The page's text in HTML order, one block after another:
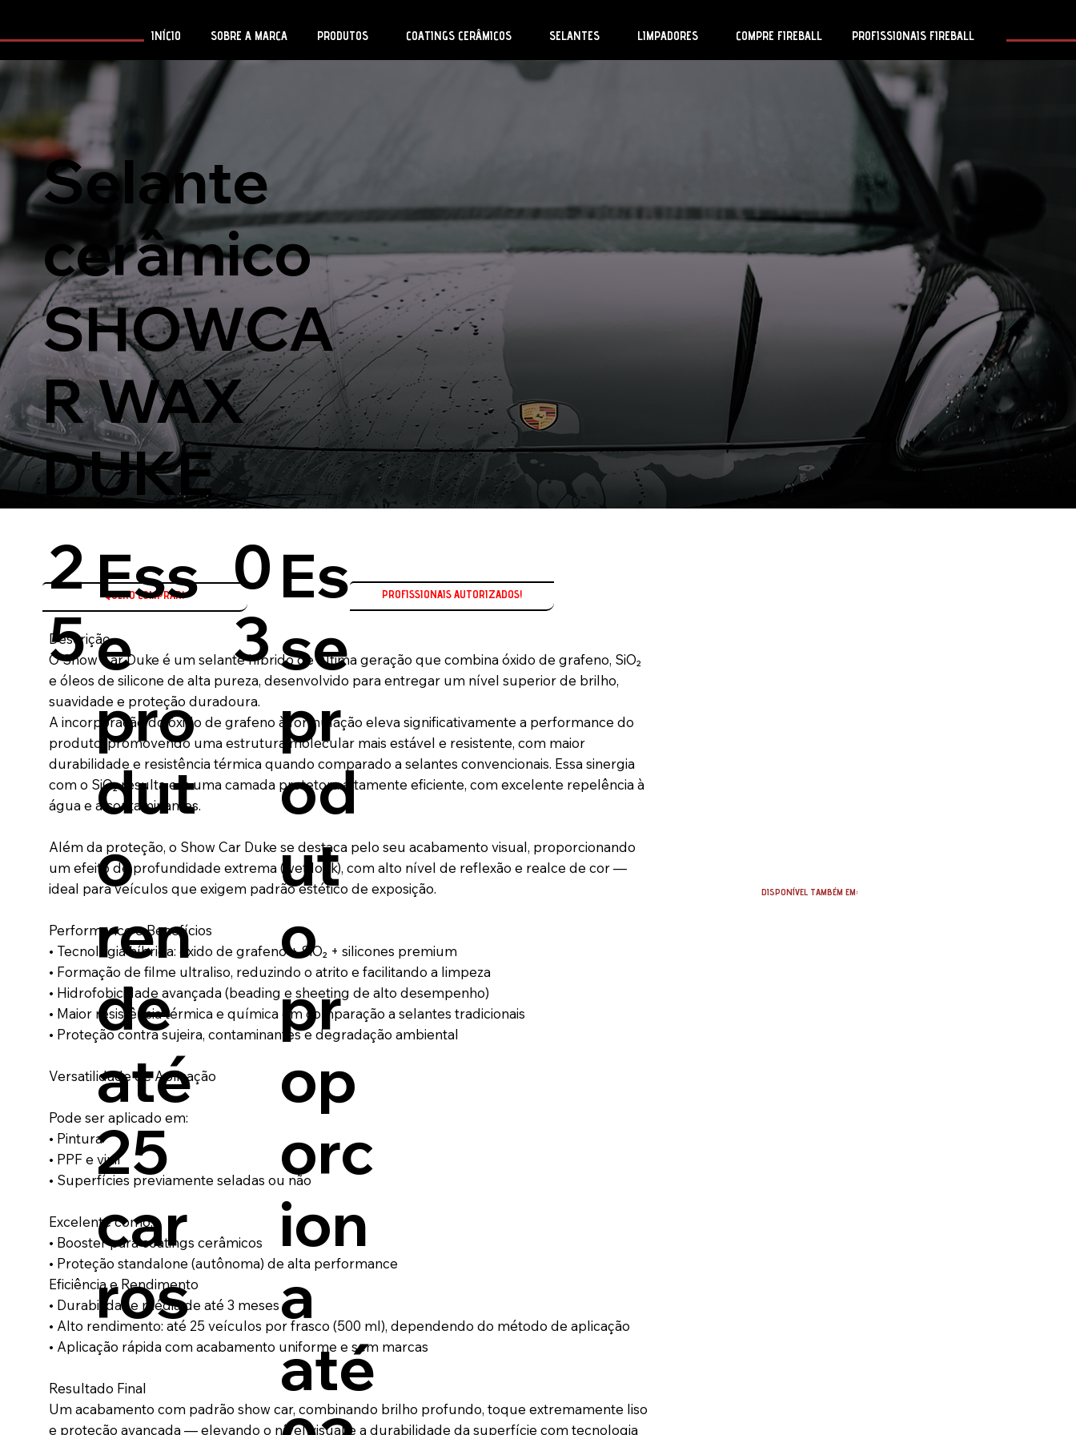
INÍCIO SOBRE A MARCA PRODUTOS COATINGS CERÂMICOS SELANTES LIMPADORES COMPRE FIREBALL PROFISSIONAIS FIREBALL
Selante
cerâmico
SHOWCA
R WAX
DUKE
QUERO COMPRAR!
Descrição
O Show Car Duke é um selante híbrido de última geração que combina óxido de grafeno, SiO₂
e óleos de silicone de alta pureza, desenvolvido para entregar um nível superior de brilho,
suavidade e proteção duradoura.
A incorporação do óxido de grafeno à formulação eleva significativamente a performance do
produto, promovendo uma estrutura molecular mais estável e resistente, com maior
durabilidade e resistência térmica quando comparado a selantes convencionais. Essa sinergia
com o SiO₂ resulta em uma camada protetora altamente eficiente, com excelente repelência à
água e a contaminantes.
Além da proteção, o Show Car Duke se destaca pelo seu acabamento visual, proporcionando
um efeito de profundidade extrema (wet look), com alto nível de reflexão e realce de cor —
ideal para veículos que exigem padrão estético de exposição.
Performance e Benefícios
• Tecnologia híbrida: óxido de grafeno + SiO₂ + silicones premium
• Formação de filme ultraliso, reduzindo o atrito e facilitando a limpeza
• Hidrofobicidade avançada (beading e sheeting de alto desempenho)
• Maior resistência térmica e química em comparação a selantes tradicionais
• Proteção contra sujeira, contaminantes e degradação ambiental
Versatilidade de Aplicação
Pode ser aplicado em:
• Pintura
• PPF e vinil
• Superfícies previamente seladas ou não
Excelente como:
• Booster para coatings cerâmicos
• Proteção standalone (autônoma) de alta performance
Eficiência e Rendimento
• Durabilidade média de até 3 meses
• Alto rendimento: até 25 veículos por frasco (500 ml), dependendo do método de aplicação
• Aplicação rápida com acabamento uniforme e sem marcas
Resultado Final
Um acabamento com padrão show car, combinando brilho profundo, toque extremamente liso
e proteção avançada — elevando o nível visual e a durabilidade da superfície com tecnologia
2
5
Ess
e
pro
dut
o
ren
de
até
25
car
ros
0
3
Es
se
pr
od
ut
o
pr
op
orc
ion
a
até
DISPONÍVEL TAMBÉM EM: